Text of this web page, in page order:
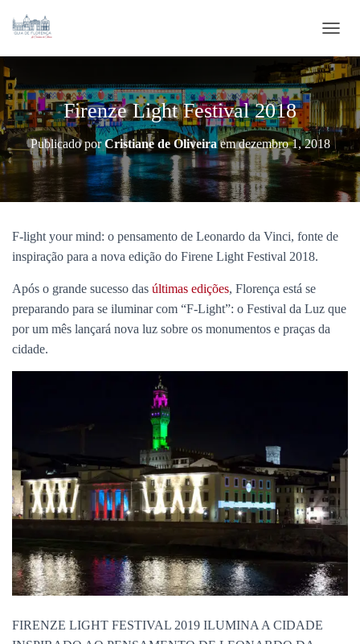
Firenze Light Festival 2018
Publicado porCristiane de Oliveiraemdezembro 1, 2018
F-light your mind: o pensamento de Leonardo da Vinci, fonte de
inspiração para a nova edição do Firene Light Festival 2018.
Após o grande sucesso das últimas edições, Florença está se
preparando para se iluminar com “F-Light”: o Festival da Luz que
por um mês lançará nova luz sobre os monumentos e praças da
cidade.
FIRENZE LIGHT FESTIVAL 2019 ILUMINA A CIDADE